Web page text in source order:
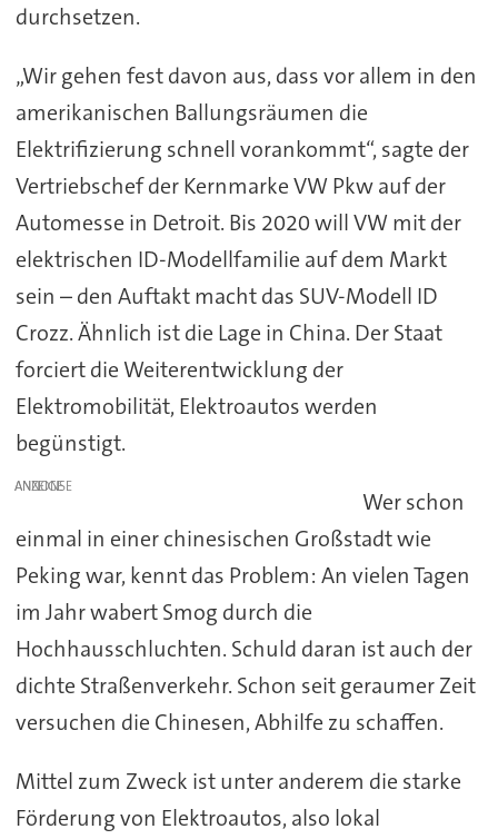
durchsetzen.
„Wir gehen fest davon aus, dass vor allem in den
amerikanischen Ballungsräumen die
Elektrifizierung schnell vorankommt“, sagte der
Vertriebschef der Kernmarke VW Pkw auf der
Automesse in Detroit. Bis 2020 will VW mit der
elektrischen ID-Modellfamilie auf dem Markt
sein – den Auftakt macht das SUV-Modell ID
Crozz. Ähnlich ist die Lage in China. Der Staat
forciert die Weiterentwicklung der
Elektromobilität, Elektroautos werden
begünstigt.
ANZEIGE
Wer schon
einmal in einer chinesischen Großstadt wie
Peking war, kennt das Problem: An vielen Tagen
im Jahr wabert Smog durch die
Hochhausschluchten. Schuld daran ist auch der
dichte Straßenverkehr. Schon seit geraumer Zeit
versuchen die Chinesen, Abhilfe zu schaffen.
Mittel zum Zweck ist unter anderem die starke
Förderung von Elektroautos, also lokal